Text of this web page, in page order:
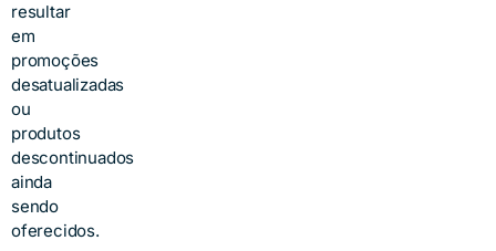
resultar
em
promoções
desatualizadas
ou
produtos
descontinuados
ainda
sendo
oferecidos.